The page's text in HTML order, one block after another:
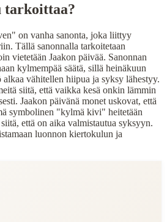
about specific topics
cultural wisdom
through proverbs
or writing
tarkoittaa?
on vanha sanonta, joka liittyy
Tällä sanonnalla tarkoitetaan
vietetään Jaakon päivää. Sanonnan
kylmempää säätä, sillä heinäkuun
vähitellen hiipua ja syksy lähestyy.
siitä, että vaikka kesä onkin lämmin
Jaakon päivänä monet uskovat, että
symbolinen "kylmä kivi" heitetään
että on aika valmistautua syksyyn.
luonnon kiertokulun ja